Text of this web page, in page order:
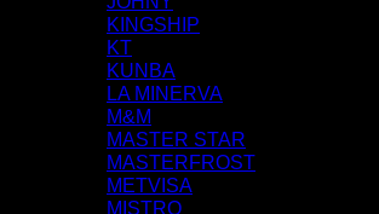
KINGSHIP
KT
KUNBA
LA MINERVA
M&M
MASTER STAR
MASTERFROST
METVISA
MISTRO